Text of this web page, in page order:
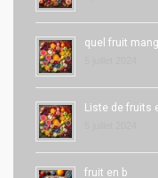
quel fruit
Liste de fruits
fruit en b